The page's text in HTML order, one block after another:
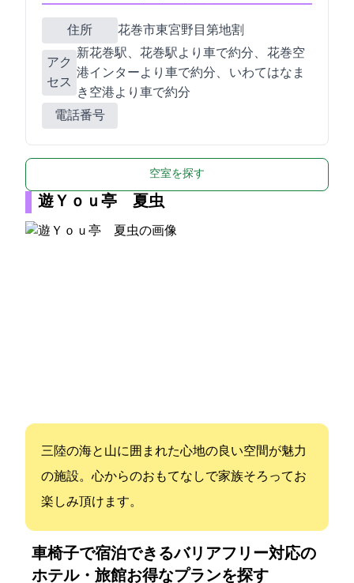
住所 花巻市東宮野目第10地割1
アク
セス
JR新花巻駅、JR花巻駅より車で約10分、 花巻空
港インターより車で約3分、 いわてはなま
き空港より車で約5分
電話番号
空室を探す
遊Ｙｏｕ亭 夏虫
三陸の海と山に囲まれた心地の良い空間が魅力
の施設。心からのおもてなしで家族そろってお
楽しみ頂けます。
車椅子で宿泊できるバリアフリー対応の
ホテル・旅館:お得なプランを探す